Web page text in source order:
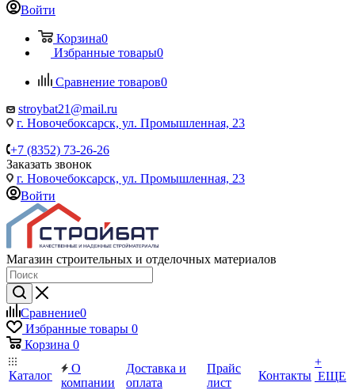
Войти
Корзина0
Избранные товары0
Сравнение товаров0
stroybat21@mail.ru
г. Новочебоксарск, ул. Промышленная, 23
+7 (8352) 73-26-26
Заказать звонок
г. Новочебоксарск, ул. Промышленная, 23
Войти
Магазин строительных и отделочных материалов
Сравнение0
Избранные товары 0
Корзина 0
Каталог
О
компании
Доставка и
оплата
Прайс
лист
Контакты
+
ЕЩЕ